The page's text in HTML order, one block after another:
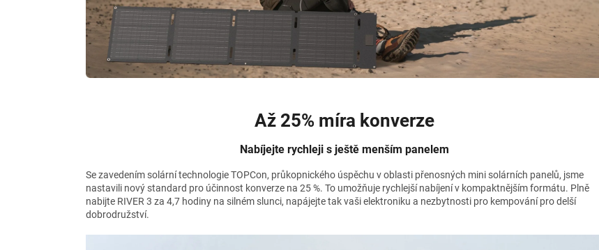
Až 25% míra konverze
Nabíjejte rychleji s ještě menším panelem
Se zavedením solární technologie TOPCon, průkopnického úspěchu v oblasti přenosných mini solárních panelů, jsme
nastavili nový standard pro účinnost konverze na 25 %. To umožňuje rychlejší nabíjení v kompaktnějším formátu. Plně
nabijte RIVER 3 za 4,7 hodiny na silném slunci, napájejte tak vaši elektroniku a nezbytnosti pro kempování pro delší
dobrodružství.